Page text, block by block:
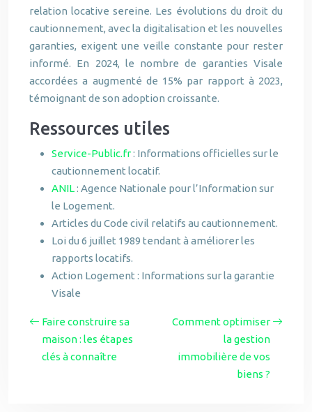
relation locative sereine. Les évolutions du droit du
cautionnement, avec la digitalisation et les nouvelles
garanties, exigent une veille constante pour rester
informé. En 2024, le nombre de garanties Visale
accordées a augmenté de 15% par rapport à 2023,
témoignant de son adoption croissante.
Ressources utiles
Service-Public.fr: Informations officielles sur le
cautionnement locatif.
ANIL: Agence Nationale pour l’Information sur
le Logement.
Articles du Code civil relatifs au cautionnement.
Loi du 6 juillet 1989 tendant à améliorer les
rapports locatifs.
Action Logement : Informations sur la garantie
Visale
Faire construire sa
maison : les étapes
clés à connaître
Comment optimiser
la gestion
immobilière de vos
biens ?